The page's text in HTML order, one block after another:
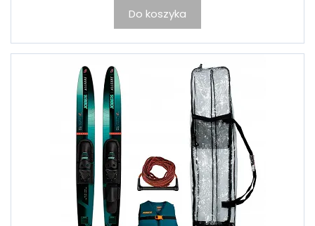
Do koszyka